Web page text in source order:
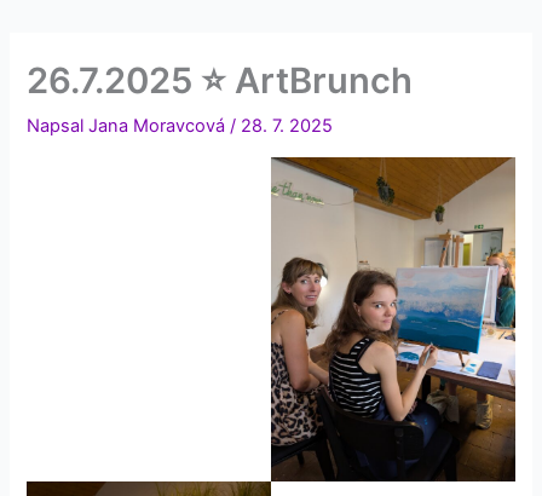
26.7.2025 ⭐ ArtBrunch
NapsalJana Moravcová/ 28. 7. 2025